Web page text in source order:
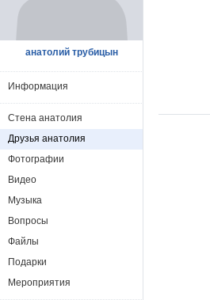
анатолий трубицын
Информация
Стена анатолия
Друзья анатолия
Фотографии
Видео
Музыка
Вопросы
Файлы
Подарки
Мероприятия